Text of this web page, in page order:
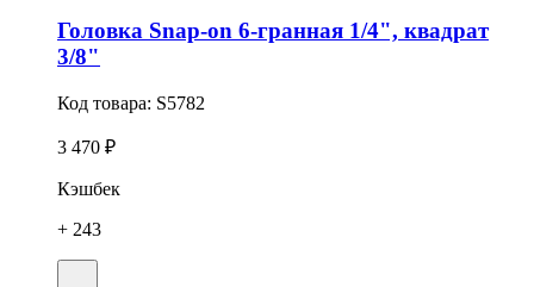
Головка Snap-on 6-гранная 1/4", квадрат
3/8"
Код товара: S5782
3 470 ₽
Кэшбек
+ 243